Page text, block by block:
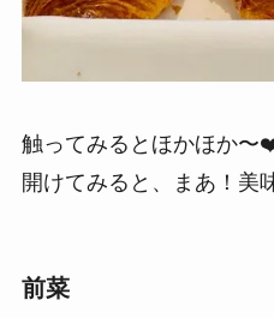
触ってみるとほかほか〜
開けてみると、まあ！美
前菜